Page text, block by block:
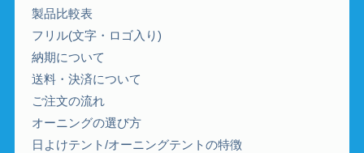
製品比較表
フリル(文字・ロゴ入り)
納期について
送料・決済について
ご注文の流れ
オーニングの選び方
日よけテント/オーニングテントの特徴